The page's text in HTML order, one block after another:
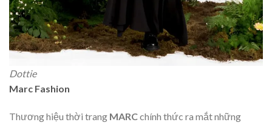
Dottie
Marc Fashion
Thương hiệu thời trang MARCchính thức ra mắt những